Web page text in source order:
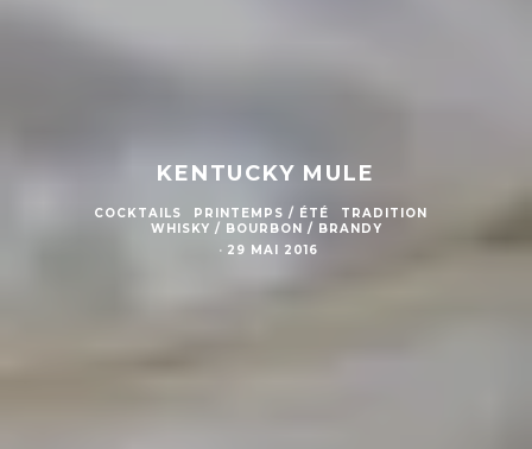
KENTUCKY MULE
COCKTAILS PRINTEMPS / ÉTÉ
TRADITION
WHISKY / BOURBON / BRANDY
· 29 MAI 2016